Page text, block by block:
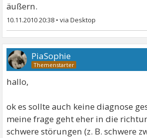
äußern.
10.11.2010 20:38 •
PiaSophie
hallo,
ok es sollte auch keine diagnose
meine frage geht eher in die
schwere störungen (z. B. schwere